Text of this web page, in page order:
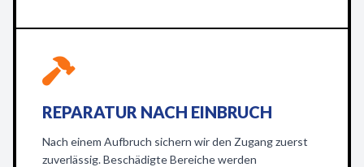
REPARATUR NACH EINBRUCH
Nach einem Aufbruch sichern wir den Zugang zuerst
zuverlässig. Beschädigte Bereiche werden